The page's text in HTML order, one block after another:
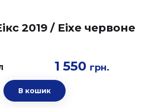
2019 / Eixe червоне
1 550 грн.
В кошик